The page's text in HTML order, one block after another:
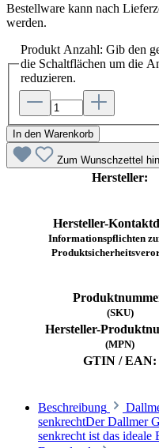
Bestellware kann nach
werden.
Produkt Anzahl: Gib den
die Schaltflächen um die
reduzieren.
In den Warenkorb
Zum Wunschzettel
Hersteller:
Hersteller-
Informationspflichten
(SKU)
Hersteller-
(MPN)
GTIN / EAN:
Beschreibung
senkrechtDer Dallmer
senkrecht ist das ideale